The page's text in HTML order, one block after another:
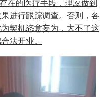
在的医疗手段，理应做到
进行跟踪调查。否则，各
契机恣意妄为，大不了这
法开业。